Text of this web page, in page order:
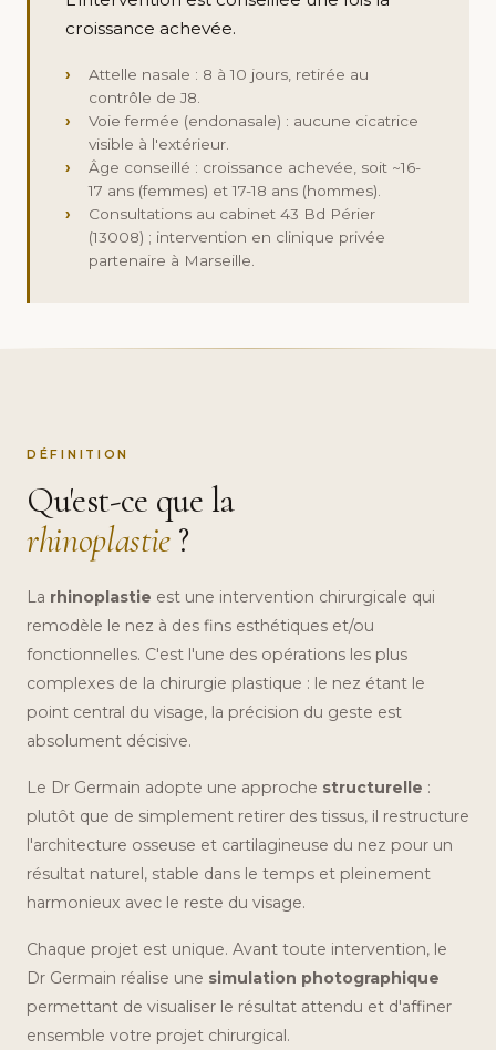
croissance achevée.
›
Attelle nasale : 8 à 10 jours, retirée au
contrôle de J8.
›
Voie fermée (endonasale) : aucune cicatrice
visible à l'extérieur.
›
Âge conseillé : croissance achevée, soit ~16-
17 ans (femmes) et 17-18 ans (hommes).
›
Consultations au cabinet 43 Bd Périer
(13008) ; intervention en clinique privée
partenaire à Marseille.
DÉFINITION
Qu'est-ce que la
rhinoplastie ?
La rhinoplastie est une intervention chirurgicale qui
remodèle le nez à des fins esthétiques et/ou
fonctionnelles. C'est l'une des opérations les plus
complexes de la chirurgie plastique : le nez étant le
point central du visage, la précision du geste est
absolument décisive.
Le Dr Germain adopte une approche structurelle :
plutôt que de simplement retirer des tissus, il restructure
l'architecture osseuse et cartilagineuse du nez pour un
résultat naturel, stable dans le temps et pleinement
harmonieux avec le reste du visage.
Chaque projet est unique. Avant toute intervention, le
Dr Germain réalise une simulation photographique
permettant de visualiser le résultat attendu et d'affiner
ensemble votre projet chirurgical.